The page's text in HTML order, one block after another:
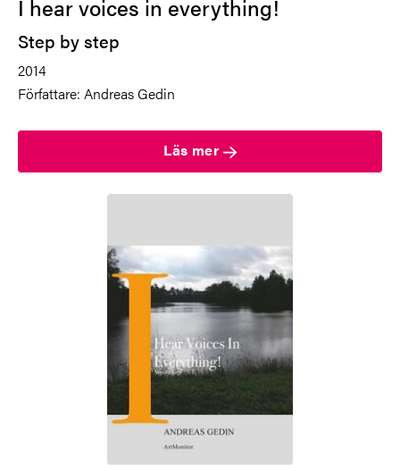
I hear voices in everything!
Step by step
2014
Författare: Andreas Gedin
Läs mer